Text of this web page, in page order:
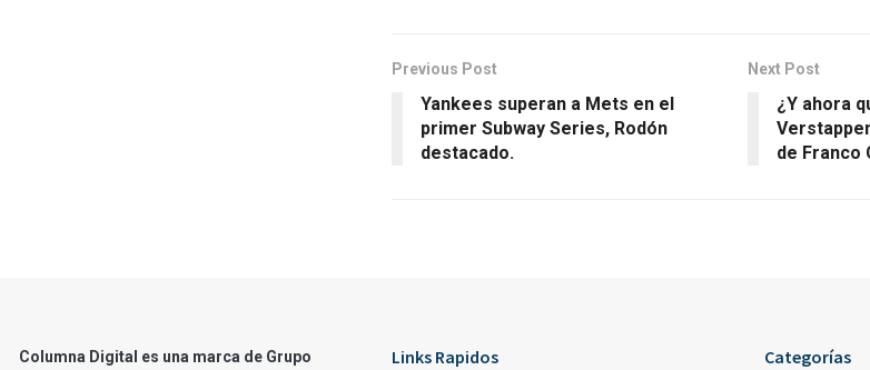
Previous Post
Yankees superan a Mets en el
primer Subway Series, Rodón
destacado.
Next Post
¿Y ahora
de Franco
Columna Digital es una marca de Grupo
Links Rapidos Categorías